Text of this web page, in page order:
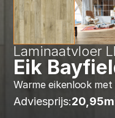
Laminaatvloer
Eik
Adviesprijs:20,95
Warme eikenlook